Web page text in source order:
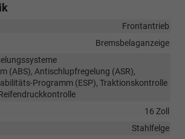
Frontantrieb
Bremsbelaganzeige
(ABS), Antischlupfregelung (ASR),
Programm (ESP), Traktionskontrolle
16 Zoll
Stahlfelge